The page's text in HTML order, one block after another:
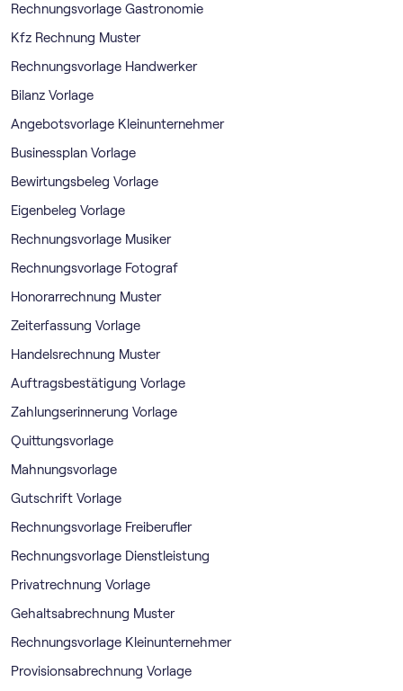
Rechnungsvorlage Gastronomie
Kfz Rechnung Muster
Rechnungsvorlage Handwerker
Bilanz Vorlage
Angebotsvorlage Kleinunternehmer
Businessplan Vorlage
Bewirtungsbeleg Vorlage
Eigenbeleg Vorlage
Rechnungsvorlage Musiker
Rechnungsvorlage Fotograf
Honorarrechnung Muster
Zeiterfassung Vorlage
Handelsrechnung Muster
Auftragsbestätigung Vorlage
Zahlungserinnerung Vorlage
Quittungsvorlage
Mahnungsvorlage
Gutschrift Vorlage
Rechnungsvorlage Freiberufler
Rechnungsvorlage Dienstleistung
Privatrechnung Vorlage
Gehaltsabrechnung Muster
Rechnungsvorlage Kleinunternehmer
Provisionsabrechnung Vorlage